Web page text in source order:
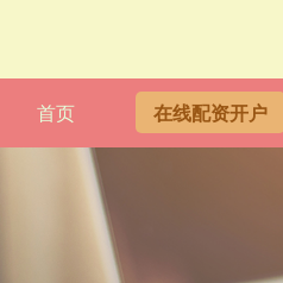
首页 在线配资开户